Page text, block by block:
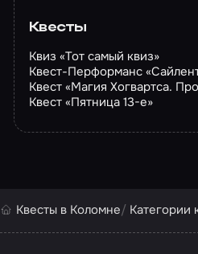
Квесты
Квиз «Тот самый квиз»
Квест-Перформанс
Квест «Магия Хогвартса.
Квест «Пятница 13-е»
Квесты в Коломне Категории